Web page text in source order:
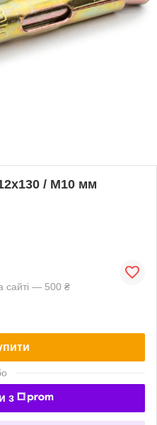
/ М10 мм
сайті — 500 ₴
з